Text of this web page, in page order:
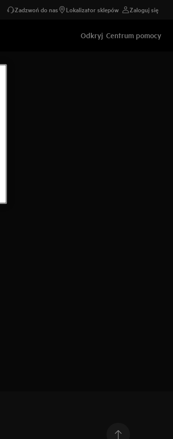
Zadzwoń do nas Lokalizator sklepów Zaloguj się
Odkryj Centrum pomocy